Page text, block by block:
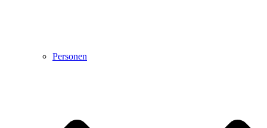
Personen